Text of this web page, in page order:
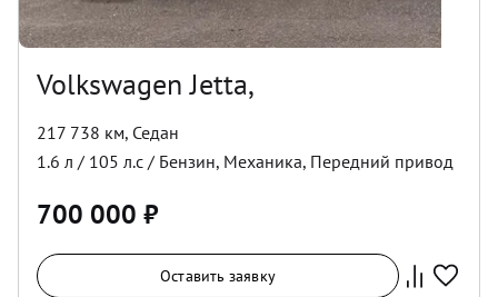
Volkswagen Jetta,
217 738 км, Седан
1.6 л / 105 л.с / Бензин, Механика, Передний привод
700 000 ₽
Оставить заявку